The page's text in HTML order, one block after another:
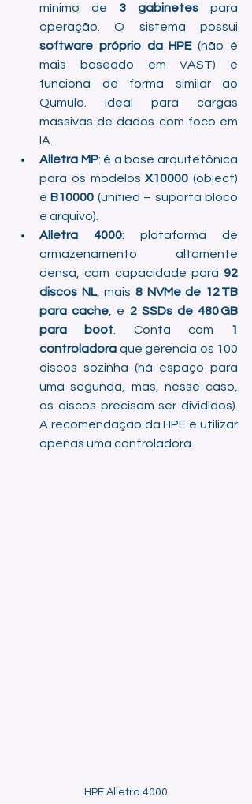
mínimo de 3 gabinetes para
software próprio da HPE (não é
mais baseado em VAST) e
funciona de forma similar ao
Qumulo. Ideal para cargas
massivas de dados com foco em
IA.
Alletra MP: é a base arquitetônica
para os modelos X10000 (object)
e B10000 (unified – suporta bloco
e arquivo).
Alletra 4000: plataforma de
armazenamento altamente
densa, com capacidade para 92
discos NL, mais 8 NVMe de 12 TB
para cache , e 2 SSDs de 480 GB
para boot . Conta com
1
controladora que gerencia os 100
discos sozinha (há espaço para
uma segunda, mas, nesse caso,
os discos precisam ser divididos).
A recomendação da HPE é utilizar
apenas uma controladora.
HPE Alletra 4000